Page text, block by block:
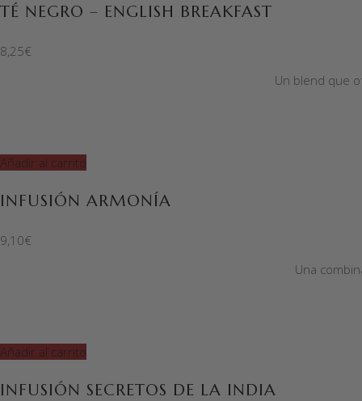
TÉ NEGRO – ENGLISH BREAKFAST
8,25€
Un blend que
Añadir al carrito
INFUSIÓN ARMONÍA
9,10€
Una
Añadir al carrito
INFUSIÓN SECRETOS DE LA INDIA